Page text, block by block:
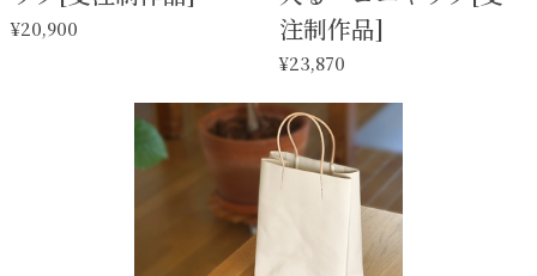
¥20,900
注制作品]
¥23,870